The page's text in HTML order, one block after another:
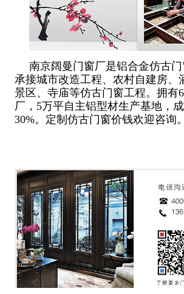
南京阔曼门窗厂是铝合金仿古门
承接城市改造工程、农村自建房、
景区、寺庙等仿古门窗工程。拥有
厂，5万平自主铝型材生产基地，
30%。定制仿古门窗价钱欢迎咨询。